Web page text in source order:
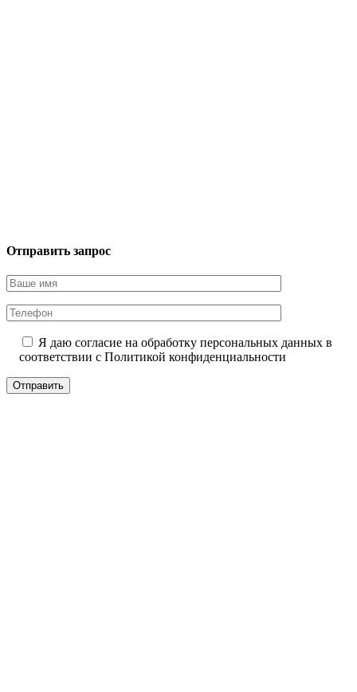
Отправить запрос
Я даю согласие на обработку персональных данных в
соответствии с Политикой конфиденциальности